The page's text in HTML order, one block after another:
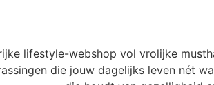
lifestyle-webshop vol vrolijke
die jouw dagelijks leven nét